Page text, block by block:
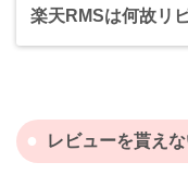
楽天RMSは何故リ
レビューを貰え